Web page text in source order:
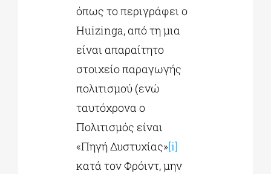
όπως το περιγράφει ο
Huizinga, από τη μια
είναι απαραίτητο
στοιχείο παραγωγής
πολιτισμού (ενώ
ταυτόχρονα ο
Πολιτισμός είναι
«Πηγή Δυστυχίας»[i]
κατά τον Φρόιντ, μην